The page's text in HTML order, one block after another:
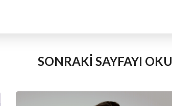
SONRAKİ SAYFAYI OKU